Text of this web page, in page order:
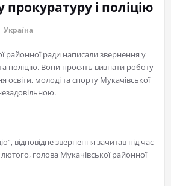
прокуратуру і поліцію
Україна
районної ради написали звернення у
поліцію. Вони просять визнати роботу
освіти, молоді та спорту Мукачівської
відповідне звернення зачитав під час
лютого, голова Мукачівської районної